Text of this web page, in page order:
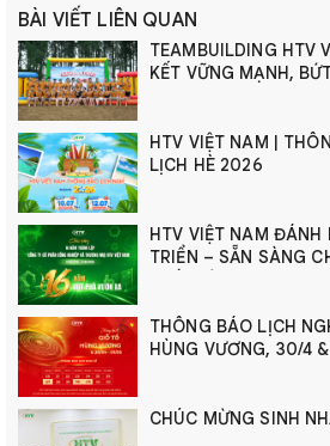
BÀI VIẾT LIÊN QUAN
TEAMBUILDING HTV
KẾT VỮNG MẠNH,
HTV VIỆT NAM |
LỊCH HÈ 2026
HTV VIỆT NAM ĐÁNH
TRIỂN – SẴN SÀNG
THÔNG BÁO LỊCH
HÙNG VƯƠNG, 30/4
CHÚC MỪNG SINH